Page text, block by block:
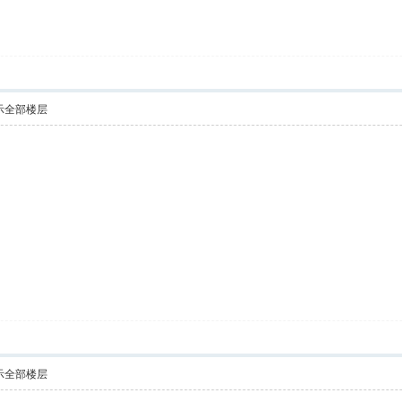
全部楼层
全部楼层